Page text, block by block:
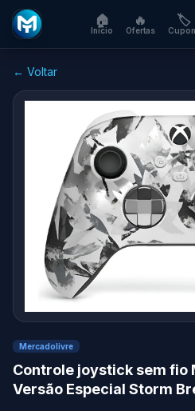
🏠
Início
🔥
Ofertas
🏷️
← Voltar
Mercadolivre
Controle joystick sem fio
Versão Especial Storm